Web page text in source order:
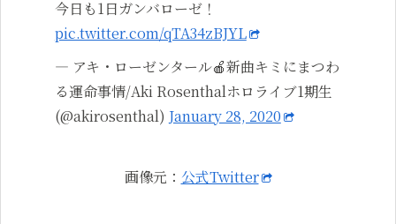
今日も1日ガンバローゼ！
pic.twitter.com/qTA34zBJYL
— アキ・ローゼンタール🍎新曲キミにまつわ
る運命事情/Aki Rosenthalホロライブ1期生
(@akirosenthal) January 28, 2020
画像元： 公式Twitter